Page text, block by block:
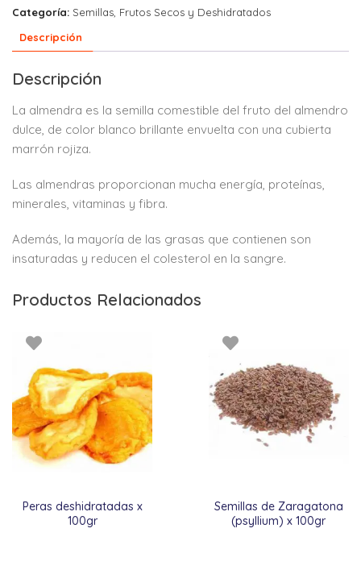
Categoría: Semillas, Frutos Secos y Deshidratados
Descripción
Descripción
La almendra es la semilla comestible del fruto del almendro
dulce, de color blanco brillante envuelta con una cubierta
marrón rojiza.
Las almendras proporcionan mucha energía, proteínas,
minerales, vitaminas y fibra.
Además, la mayoría de las grasas que contienen son
insaturadas y reducen el colesterol en la sangre.
Productos Relacionados
Peras deshidratadas x
100gr
Semillas de Zaragatona
(psyllium) x 100gr